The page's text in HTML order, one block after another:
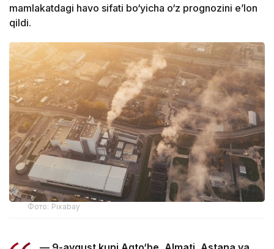
mamlakatdagi havo sifati bo‘yicha o‘z prognozini e’lon
qildi.
Фото: Pixabay